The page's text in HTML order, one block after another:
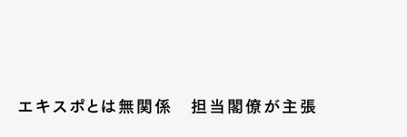
エキスポとは無関係 担当閣僚が主張